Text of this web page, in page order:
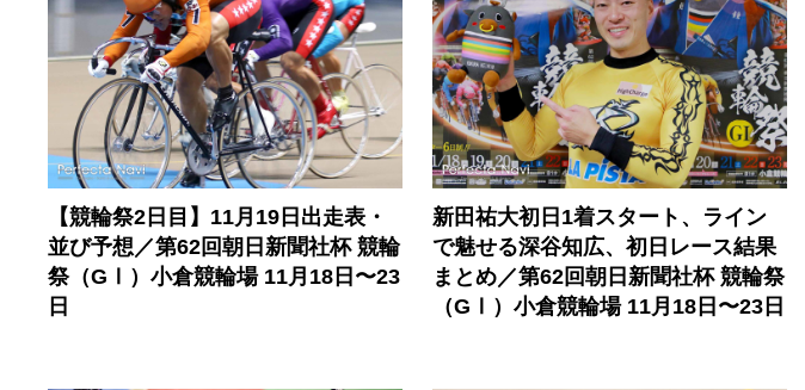
【競輪祭2日目】11月19日出走表・
並び予想／第62回朝日新聞社杯 競輪
祭（GⅠ）小倉競輪場 11月18日〜23
日
新田祐大初日1着スタート、ライン
で魅せる深谷知広、初日レース結果
まとめ／第62回朝日新聞社杯 競輪祭
（GⅠ）小倉競輪場 11月18日〜23日